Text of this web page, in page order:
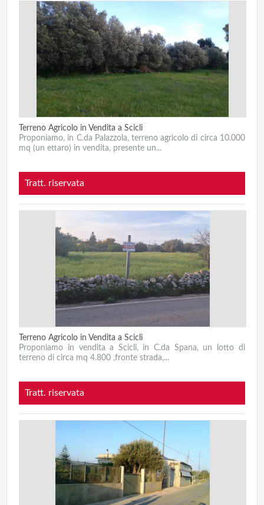
Terreno Agricolo in Vendita a Scicli
Proponiamo, in C.da Palazzola, terreno agricolo di circa 10.000
mq (un ettaro) in vendita, presente un...
Tratt. riservata
Terreno Agricolo in Vendita a Scicli
Proponiamo in vendita a Scicli, in C.da Spana, un lotto di
terreno di circa mq 4.800 ,fronte strada,...
Tratt. riservata